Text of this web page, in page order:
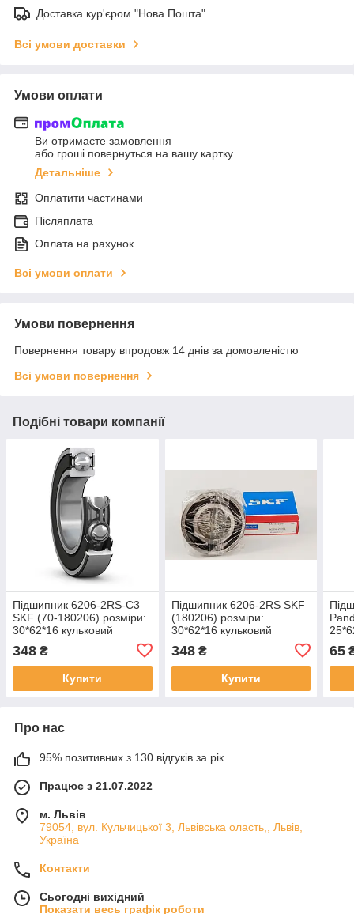
Доставка кур'єром "Нова Пошта"
Всі умови доставки
Умови оплати
Ви отримаєте замовлення
або гроші повернуться на вашу картку
Детальніше
Оплатити частинами
Післяплата
Оплата на рахунок
Всі умови оплати
Умови повернення
Повернення товару впродовж 14 днів за домовленістю
Всі умови повернення
Подібні товари компанії
Підшипник 6206-2RS-C3
SKF (70-180206) розміри:
30*62*16 кульковий
348 ₴
Купити
Підшипник 6206-2RS SKF
(180206) розміри:
30*62*16 кульковий
348₴
Купити
65
Про нас
95% позитивних з 130 відгуків за рік
Працює з 21.07.2022
м. Львів
79054, вул. Кульчицької 3, Львівська оласть,, Львів,
Україна
Контакти
Сьогодні вихідний
Показати весь графік роботи